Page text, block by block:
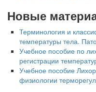
Новые
Терминология и
температуры тела.
Учебное пособие по
регистрации
Учебное пособие
физиологии